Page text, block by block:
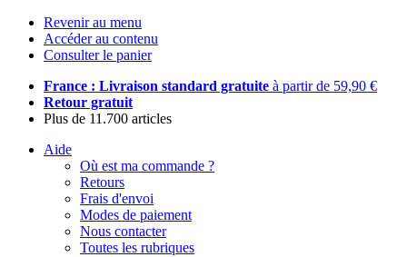
Revenir au menu
Accéder au contenu
Consulter le panier
France : Livraison standard gratuite à partir de 59,90 €
Retour gratuit
Plus de 11.700 articles
Aide
Où est ma commande ?
Retours
Frais d'envoi
Modes de paiement
Nous contacter
Toutes les rubriques